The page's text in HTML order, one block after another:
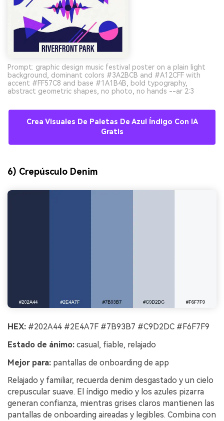
Prompt: graphic design music festival poster on a plain light
background, dominant colors #3A2BCB and #A12CFF with
accent #FF57C8 and base #1A1B4B, bold typography,
abstract geometric shapes, no photo, no hands --ar 2:3
Crea Visuales De Paletas De Azul Índigo Con IA
Gratis
6) Crepúsculo Denim
HEX: #202A44 #2E4A7F #7B93B7 #C9D2DC #F6F7F9
Estado de ánimo: casual, fiable, relajado
Mejor para: pantallas de onboarding de app
Relajado y familiar, recuerda denim desgastado y un cielo
crepuscular suave. El índigo medio y los azules pizarra
generan confianza, mientras grises claros mantienen las
pantallas de onboarding aireadas y legibles. Combina con